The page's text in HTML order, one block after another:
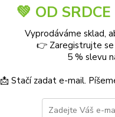
O nás
💚 OD
Vyprodáváme sklad,
👉 Zaregistrujte
5 % slevu
📩 Stačí zadat e-mail.